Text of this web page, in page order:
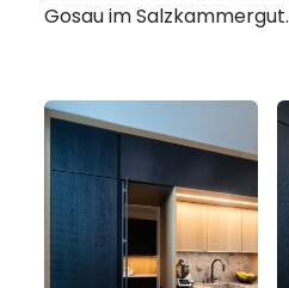
Gosau im Salzkammergut.